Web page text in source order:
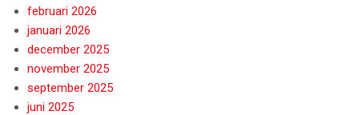
februari 2026
januari 2026
december 2025
november 2025
september 2025
juni 2025